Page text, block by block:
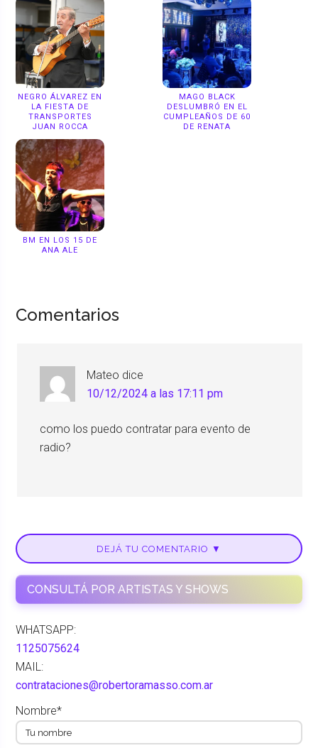
NEGRO ÁLVAREZ EN
LA FIESTA DE
TRANSPORTES
JUAN ROCCA
MAGO BLACK
DESLUMBRÓ EN EL
CUMPLEAÑOS DE 60
DE RENATA
BM EN LOS 15 DE
ANA ALE
Comentarios
Mateo dice
10/12/2024 a las 17:11 pm
como los puedo contratar para evento de
radio?
DEJÁ TU COMENTARIO ▼
CONSULTÁ POR ARTISTAS Y SHOWS
WHATSAPP:
1125075624
MAIL:
contrataciones@robertoramasso.com.ar
Nombre*